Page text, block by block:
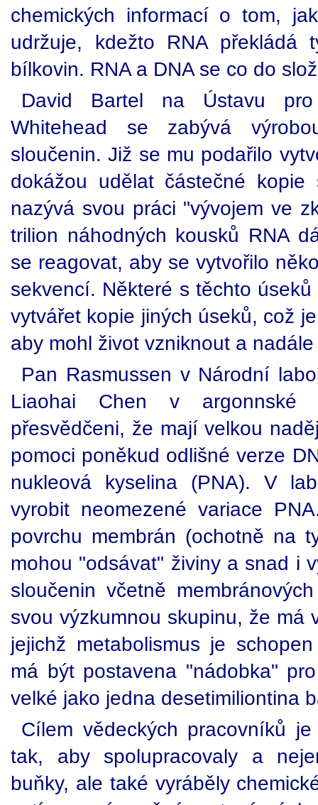
chemických informací o tom,
udržuje, kdežto RNA překládá
bílkovin. RNA a DNA se co do
David Bartel na Ústavu
Whitehead se zabývá
sloučenin. Již se mu podařilo
dokážou udělat částečné
nazývá svou práci "vývojem ve
trilion náhodných kousků RNA
se reagovat, aby se vytvořilo
sekvencí. Některé s těchto
vytvářet kopie jiných úseků, což
aby mohl život vzniknout a
Pan Rasmussen v Národní
Liaohai Chen v argonnské
přesvědčeni, že mají velkou
pomoci poněkud odlišné verze
nukleová kyselina (PNA). V
vyrobit neomezené variace
povrchu membrán (ochotně na
mohou "odsávat" živiny a snad i
sloučenin včetně
svou výzkumnou skupinu, že má
jejichž metabolismus je
má být postavena "nádobka"
velké jako jedna desetimiliontina
Cílem vědeckých pracovníků
tak, aby spolupracovaly a
buňky, ale také vyráběly